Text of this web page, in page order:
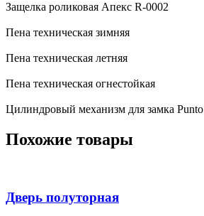
Защелка роликовая Апекс R-0002
Пена техническая зимняя
Пена техническая летняя
Пена техническая огнестойкая
Цилиндровый механизм для замка Punto
Похожие товары
Дверь полуторная